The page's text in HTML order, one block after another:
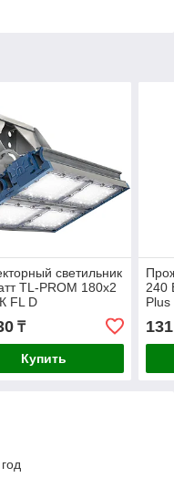
светильник
TL-PROM 180х2
FL D
₸
Купить
240
Plus